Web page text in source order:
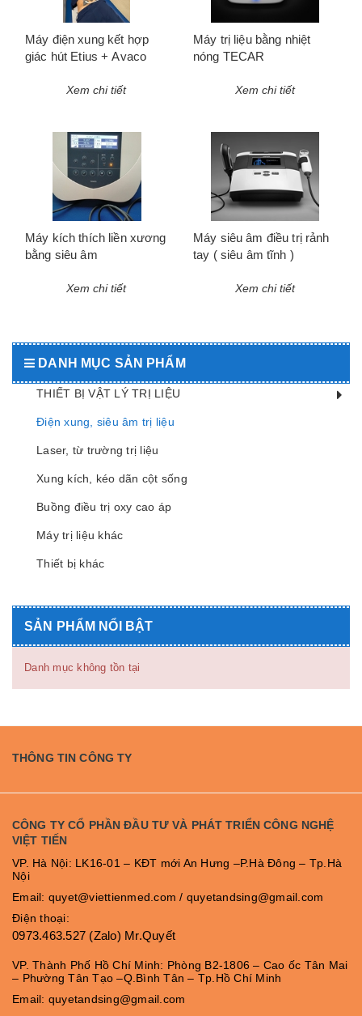
Máy điện xung kết hợp
giác hút Etius + Avaco
Xem chi tiết
Máy trị liệu bằng nhiệt
nóng TECAR
Xem chi tiết
Máy kích thích liền xương
bằng siêu âm
Xem chi tiết
Máy siêu âm điều trị rảnh
tay ( siêu âm tĩnh )
Xem chi tiết
DANH MỤC SẢN PHẨM
THIẾT BỊ VẬT LÝ TRỊ LIỆU
Điện xung, siêu âm trị liệu
Laser, từ trường trị liệu
Xung kích, kéo dãn cột sống
Buồng điều trị oxy cao áp
Máy trị liệu khác
Thiết bị khác
SẢN PHẨM NỔI BẬT
Danh mục không tồn tại
THÔNG TIN CÔNG TY
CÔNG TY CỔ PHẦN ĐẦU TƯ VÀ PHÁT TRIỂN CÔNG NGHỆ
VIỆT TIẾN
VP. Hà Nội: LK16-01 – KĐT mới An Hưng –P.Hà Đông – Tp.Hà
Nội
Email: quyet@viettienmed.com / quyetandsing@gmail.com
Điện thoại:
0973.463.527 (Zalo) Mr.Quyết
VP. Thành Phố Hồ Chí Minh: Phòng B2-1806 – Cao ốc Tân Mai
– Phường Tân Tạo –Q.Bình Tân – Tp.Hồ Chí Minh
Email: quyetandsing@gmail.com